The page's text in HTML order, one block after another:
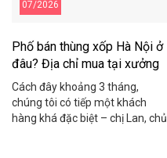
07/2026
Phố bán thùng xốp Hà Nội ở
đâu? Địa chỉ mua tại xưởng
giá rẻ
Cách đây khoảng 3 tháng,
chúng tôi có tiếp một khách
hàng khá đặc biệt – chị Lan, chủ